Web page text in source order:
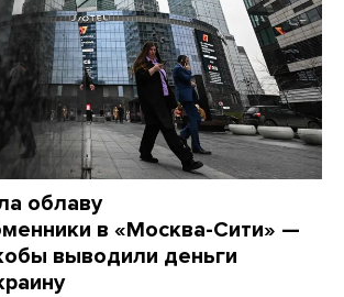
облаву
в «Москва-Сити» —
выводили деньги